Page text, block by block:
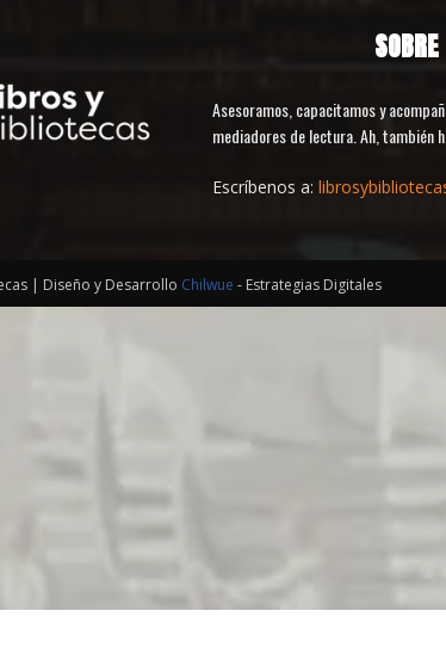
Asesoramos, capacitamos y
mediadores de lectura. Ah, también
Escríbenos a:
| Diseño y Desarrollo Chilwue - Estrategias Digitales